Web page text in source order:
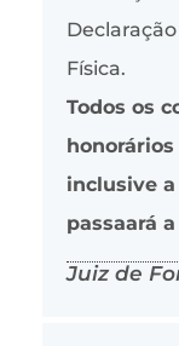
Física.
Todos os
inclusive
passaará
Juiz de